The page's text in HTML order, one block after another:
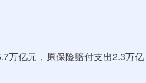
万亿元，原保险赔付支出2.3万亿